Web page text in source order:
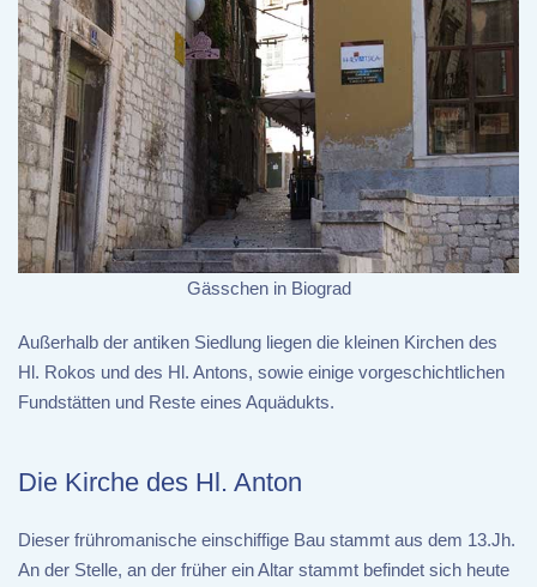
Gässchen in Biograd
Außerhalb der antiken Siedlung liegen die kleinen Kirchen des
Hl. Rokos und des Hl. Antons, sowie einige vorgeschichtlichen
Fundstätten und Reste eines Aquädukts.
Die Kirche des Hl. Anton
Dieser frühromanische einschiffige Bau stammt aus dem 13.Jh.
An der Stelle, an der früher ein Altar stammt befindet sich heute